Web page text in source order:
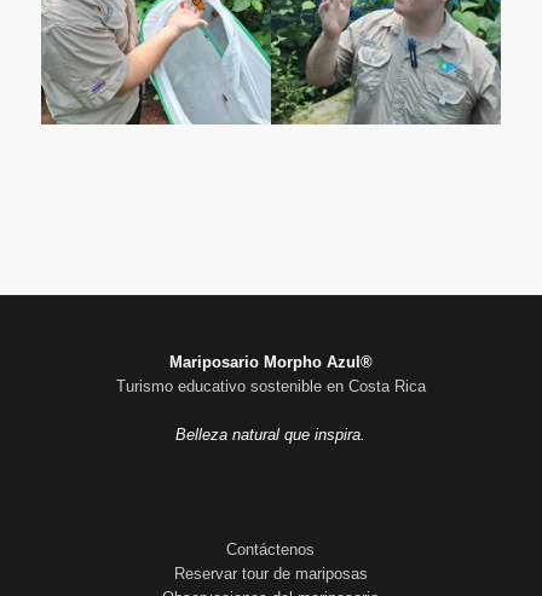
Mariposario Morpho Azul®
Turismo educativo sostenible en Costa Rica
Belleza natural que inspira.
Contáctenos
Reservar tour de mariposas